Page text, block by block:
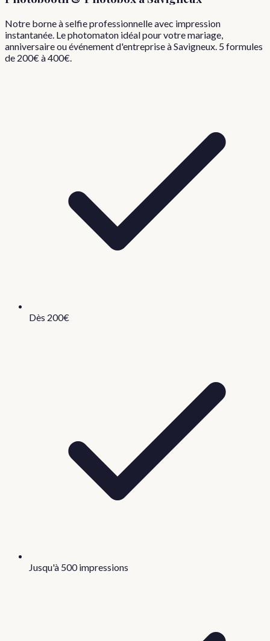
Notre borne à selfie professionnelle avec impression
instantanée. Le photomaton idéal pour votre mariage,
anniversaire ou événement d'entreprise àSavigneux. 5 formules
de 200€ à 400€.
Dès 200€
Jusqu'à 500 impressions